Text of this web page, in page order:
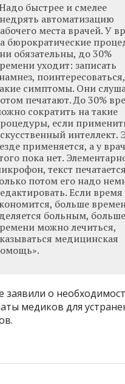
быстрее и смелее
автоматизацию
места врачей. У
бюрократические
обязательны, до 30%
уходит: записать
поинтересоваться,
симптомы. Они
печатают. До 30%
сократить на такие
если
интеллект.
применяется, а у
пока нет.
текст
потом его надо
Если время
больше
больным, больше
можно лечиться,
медицинская
заявили о
медиков для